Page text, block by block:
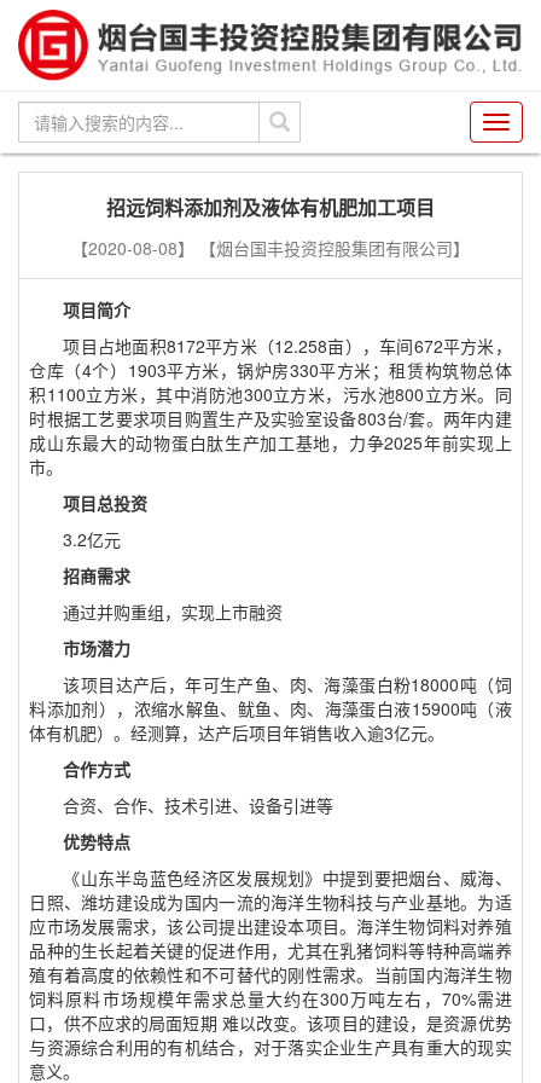
招远饲料添加剂及液体有机肥加工项目
【2020-08-08】 【烟台国丰投资控股集团有限公司】
项目简介
项目占地面积8172平方米（12.258亩），车间672平方米，
仓库（4个） 1903平方米，锅炉房330平方米；租赁构筑物总体
积1100立方米，其中消防池300立方米，污水池800立方米。同
时根据工艺要求项目购置生产及实验室设备803台/套。两年内建
成山东最大的动物蛋白肽生产加工基地，力争2025年前实现上
市。
项目总投资
3.2亿元
招商需求
通过并购重组，实现上市融资
市场潜力
该项目达产后，年可生产鱼、肉、海藻蛋白粉18000吨（饲
料添加剂），浓缩水解鱼、鱿鱼、肉、海藻蛋白液15900吨（液
体有机肥）。经测算，达产后项目年销售收入逾3亿元。
合作方式
合资、合作、技术引进、设备引进等
优势特点
《山东半岛蓝色经济区发展规划》中提到要把烟台、威海、
日照、潍坊建设成为国内一流的海洋生物科技与产业基地。为适
应市场发展需求，该公司提出建设本项目。海洋生物饲料对养殖
品种的生长起着关键的促进作用，尤其在乳猪饲料等特种高端养
殖有着高度的依赖性和不可替代的刚性需求。当前国内海洋生物
饲料原料市场规模年需求总量大约在300万吨左右， 70%需进
口，供不应求的局面短期 难以改变。该项目的建设，是资源优势
与资源综合利用的有机结合，对于落实企业生产具有重大的现实
意义。